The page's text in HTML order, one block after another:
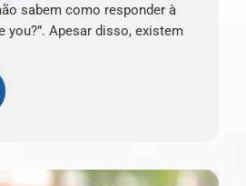
sabem como responder à
you?”. Apesar disso, existem